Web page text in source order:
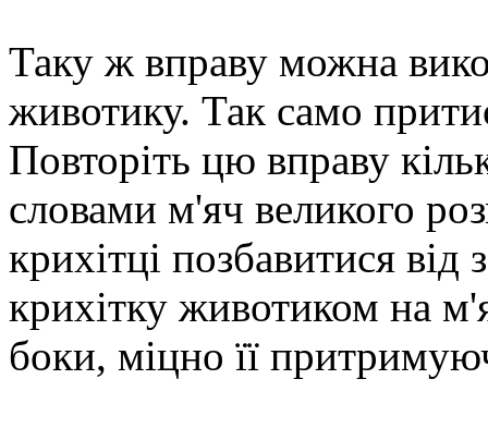
Таку ж вправу можна
животику. Так само
Повторіть цю вправу
словами м'яч великого
крихітці позбавитися від
крихітку животиком на
боки, міцно її